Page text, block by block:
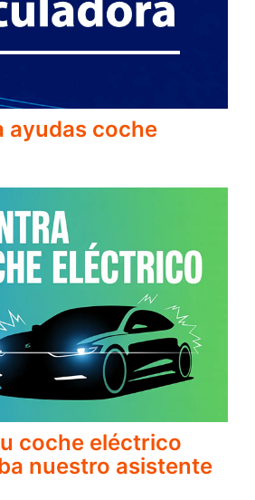
ayudas coche
coche eléctrico
nuestro asistente